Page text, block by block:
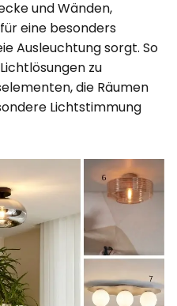
und Wänden,
eine besonders
Ausleuchtung sorgt. So
zu
die Räumen
Lichtstimmung